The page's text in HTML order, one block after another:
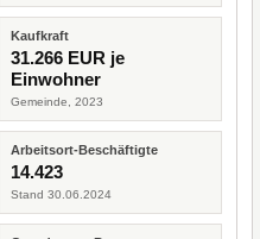
Kaufkraft
31.266 EUR je
Einwohner
Gemeinde, 2023
Arbeitsort-Beschäftigte
14.423
Stand 30.06.2024